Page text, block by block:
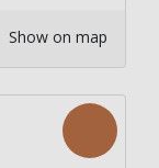
Show on map